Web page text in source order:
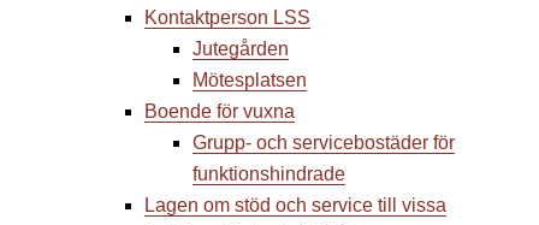
Kontaktperson LSS
Jutegården
Mötesplatsen
Boende för vuxna
Grupp- och servicebostäder för
funktionshindrade
Lagen om stöd och service till vissa